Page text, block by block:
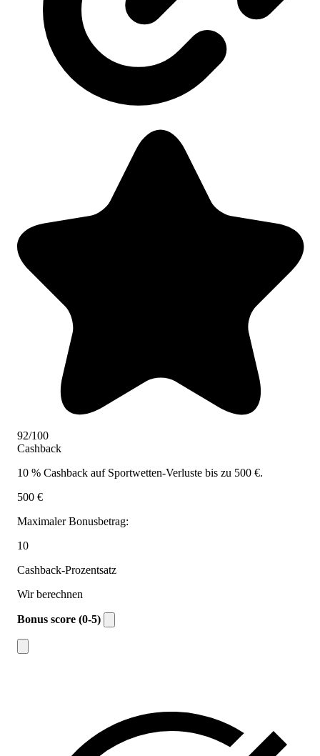
92/100
Cashback
10 % Cashback auf Sportwetten-Verluste bis zu 500 €.
500 €
Maximaler Bonusbetrag:
10
Cashback-Prozentsatz
Wir berechnen
Bonus score (0-5)